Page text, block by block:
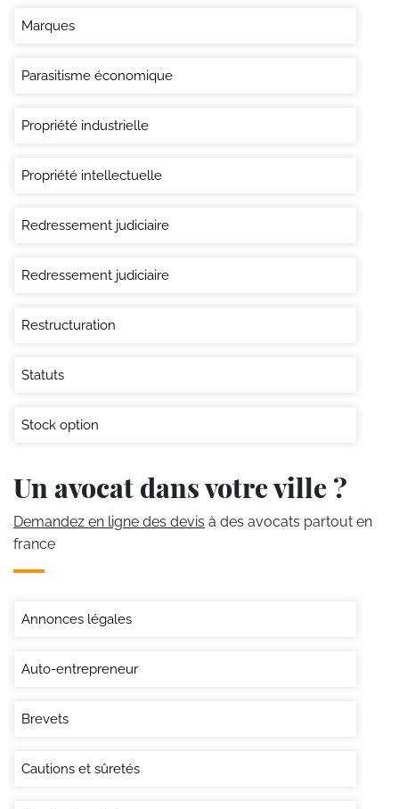
Marques
Parasitisme économique
Propriété industrielle
Propriété intellectuelle
Redressement judiciaire
Redressement judiciaire
Restructuration
Statuts
Stock option
Un avocat dans votre ville ?
Demandez en ligne des devis à des avocats partout en
france
Annonces légales
Auto-entrepreneur
Brevets
Cautions et sûretés